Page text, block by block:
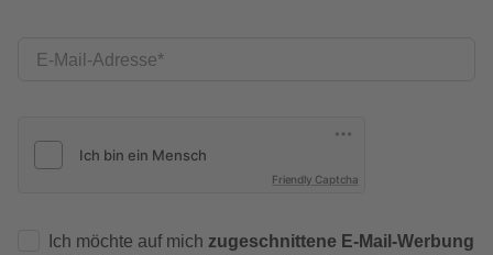
E-Mail-Adresse
Friendly Captcha
Ich möchte auf mich zugeschnittene E-Mail-Werbung